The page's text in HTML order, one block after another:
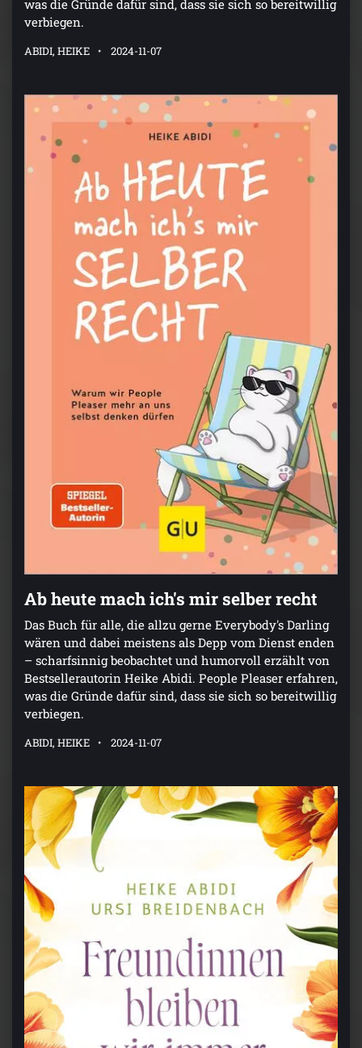
was die Gründe dafür sind, dass sie sich so bereitwillig
verbiegen.
ABIDI, HEIKE 2024-11-07
Ab heute mach ich's mir selber recht
Das Buch für alle, die allzu gerne Everybody's Darling
wären und dabei meistens als Depp vom Dienst enden
– scharfsinnig beobachtet und humorvoll erzählt von
Bestsellerautorin Heike Abidi. People Pleaser erfahren,
was die Gründe dafür sind, dass sie sich so bereitwillig
verbiegen.
ABIDI, HEIKE 2024-11-07